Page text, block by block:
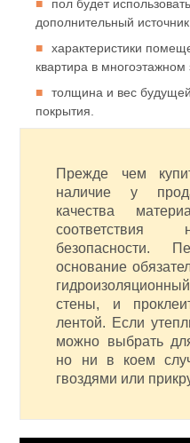
пол будет
дополнительный
характеристики
квартира в
толщина и вес
покрытия.
Прежде чем
наличие у
качества
соответствия
безопасности.
основание
стены, и
лентой. Если
можно выбрать
но ни в коем
гвоздями или